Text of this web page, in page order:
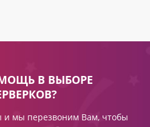
В ВЫБОРЕ
и мы перезвоним Вам, чтобы